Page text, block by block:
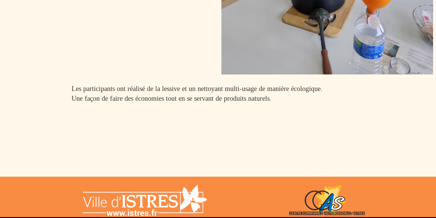
Les participants ont réalisé de la lessive et un nettoyant multi-usage de manière écologique.
Une façon de faire des économies tout en se servant de produits naturels.